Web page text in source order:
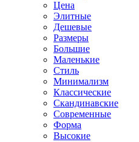
Цена
Элитные
Дешевые
Размеры
Большие
Маленькие
Стиль
Минимализм
Классические
Скандинавские
Современные
Форма
Высокие